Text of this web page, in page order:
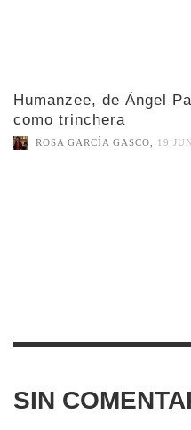
Humanzee, de Ángel
como trinchera
ROSA GARCÍA GASCO, 19
SIN